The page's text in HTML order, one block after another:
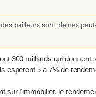
bailleurs sont pleines
300 milliards qui
espèrent 5 à 7% de
sur l'immobilier, le